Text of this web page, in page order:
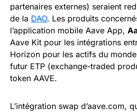
partenaires externes) seraient
de la DAO. Les produits
l’application mobile Aave App,
Aave Kit pour les intégrations
Horizon pour les actifs du
futur ETP (exchange-traded
token AAVE.
L’intégration swap d’aave.com,